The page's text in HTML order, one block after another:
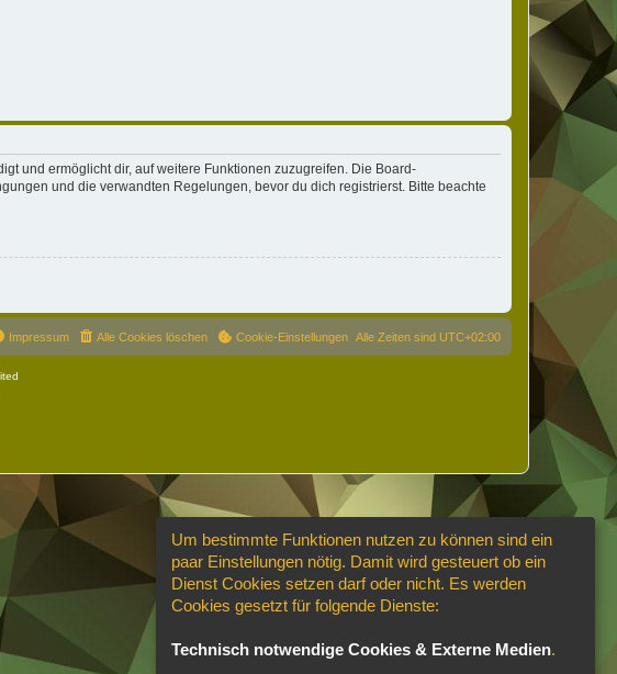
und ermöglicht dir, auf weitere Funktionen zuzugreifen. Die Board-
und die verwandten Regelungen, bevor du dich registrierst. Bitte beachte
Alle Zeiten sind UTC+02:00
Cookie-Einstellungen
Alle Cookies löschen
Impressum
Um bestimmte Funktionen nutzen zu können sind ein
paar Einstellungen nötig. Damit wird gesteuert ob ein
Dienst Cookies setzen darf oder nicht. Es werden
Cookies gesetzt für folgende Dienste:
Technisch notwendige Cookies & Externe Medien.